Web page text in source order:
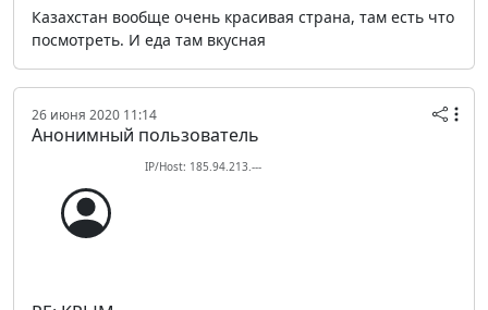
Казахстан вообще очень красивая страна, там есть что
посмотреть. И еда там вкусная
26 июня 2020 11:14
Анонимный пользователь
IP/Host: 185.94.213.---